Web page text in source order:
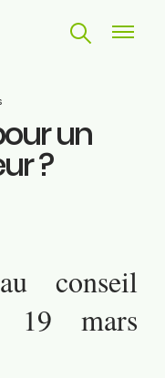
un
?
conseil
19 mars